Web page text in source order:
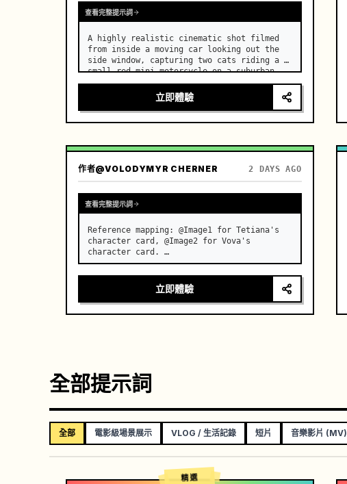
查看完整提示詞
A highly realistic cinematic shot filmed
from inside a moving car looking out the
side window, capturing two cats riding a
small red mini motorcycle on a suburban
road. …
立即體驗
作者@VOLODYMYR CHERNER 2 DAYS AGO
查看完整提示詞
Reference mapping: @Image1 for Tetiana's
character card, @Image2 for Vova's
character card. …
立即體驗
全部提示詞
全部 電影級場景展示 VLOG / 生活記錄 短片 音樂影片 (MV)
精選